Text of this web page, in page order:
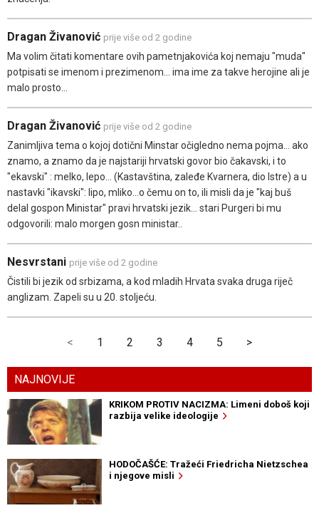
Dragan Živanović prije više od 2 godine
Ma volim čitati komentare ovih pametnjakovića koj nemaju "muda"
potpisati se imenom i prezimenom... ima ime za takve herojine ali je
malo prosto...
Dragan Živanović prije više od 2 godine
Zanimljiva tema o kojoj dotični Minstar očigledno nema pojma... ako
znamo, a znamo da je najstariji hrvatski govor bio čakavski, i to
"ekavski" : melko, lepo... (Kastavština, zaleđe Kvarnera, dio Istre) a u
nastavki "ikavski": lipo, mliko...o čemu on to, ili misli da je "kaj buš
delal gospon Ministar" pravi hrvatski jezik... stari Purgeri bi mu
odgovorili: malo morgen gosn ministar..
Nesvrstani prije više od 2 godine
Čistili bi jezik od srbizama, a kod mladih Hrvata svaka druga riječ
anglizam. Zapeli su u 20. stoljeću.
< 1 2 3 4 5 >
NAJNOVIJE
KRIKOM PROTIV NACIZMA: Limeni doboš koji
razbija velike ideologije
HODOČAŠĆE: Tražeći Friedricha Nietzschea
i njegove misli